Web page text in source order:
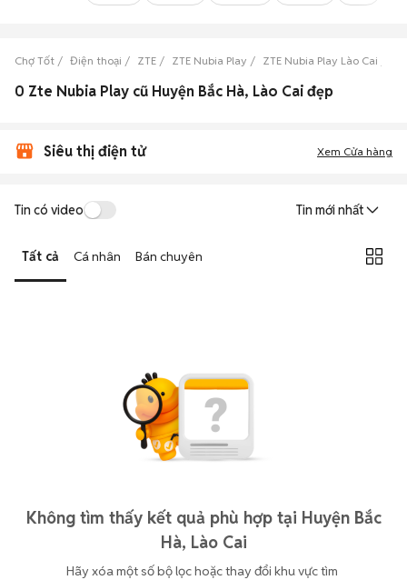
Chợ Tốt Điện thoại ZTE ZTE Nubia Play ZTE Nubia Play Lào Cai
0 Zte Nubia Play cũ Huyện Bắc Hà, Lào Cai đẹp
Siêu thị điện tử Xem Cửa hàng
Tin có video Tin mới nhất
Tất cả Cá nhân Bán chuyên
Không tìm thấy kết quả phù hợp tại Huyện Bắc
Hà, Lào Cai
Hãy xóa một số bộ lọc hoặc thay đổi khu vực tìm